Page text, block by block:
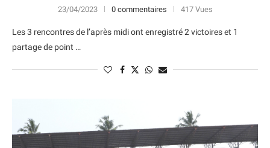
23/04/2023 0 commentaires 417 Vues
Les 3 rencontres de l’après midi ont enregistré 2 victoires et 1
partage de point …